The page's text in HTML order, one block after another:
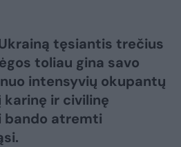
tęsiantis trečius
toliau gina savo
intensyvių okupantų
ir civilinę
atremti